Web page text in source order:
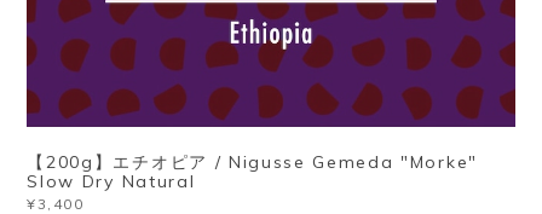
【200g】エチオピア / Nigusse Gemeda "Morke"
Slow Dry Natural
¥3,400